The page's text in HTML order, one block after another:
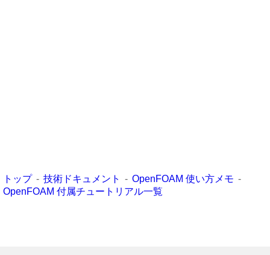
トップ 技術ドキュメント
OpenFOAM 使い方メモ
OpenFOAM 付属チュートリアル一覧